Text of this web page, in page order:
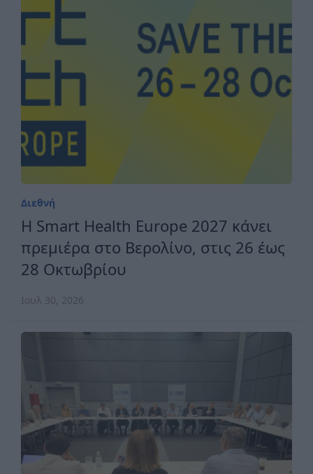
Διεθνή
H Smart Health Europe 2027 κάνει
πρεμιέρα στο Βερολίνο, στις 26 έως
28 Οκτωβρίου
Ιουλ 30, 2026